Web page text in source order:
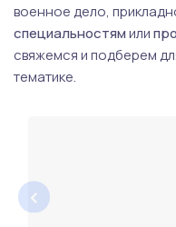
‹
военное дело,
специальностямили
свяжемся и подберем
тематике.